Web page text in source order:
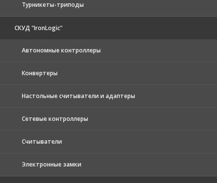
Турникеты-триподы
СКУД "IronLogic"
Автономные контроллеры
Конвертеры
Настольные считыватели и адаптеры
Сетевые контроллеры
Считыватели
Электронные замки